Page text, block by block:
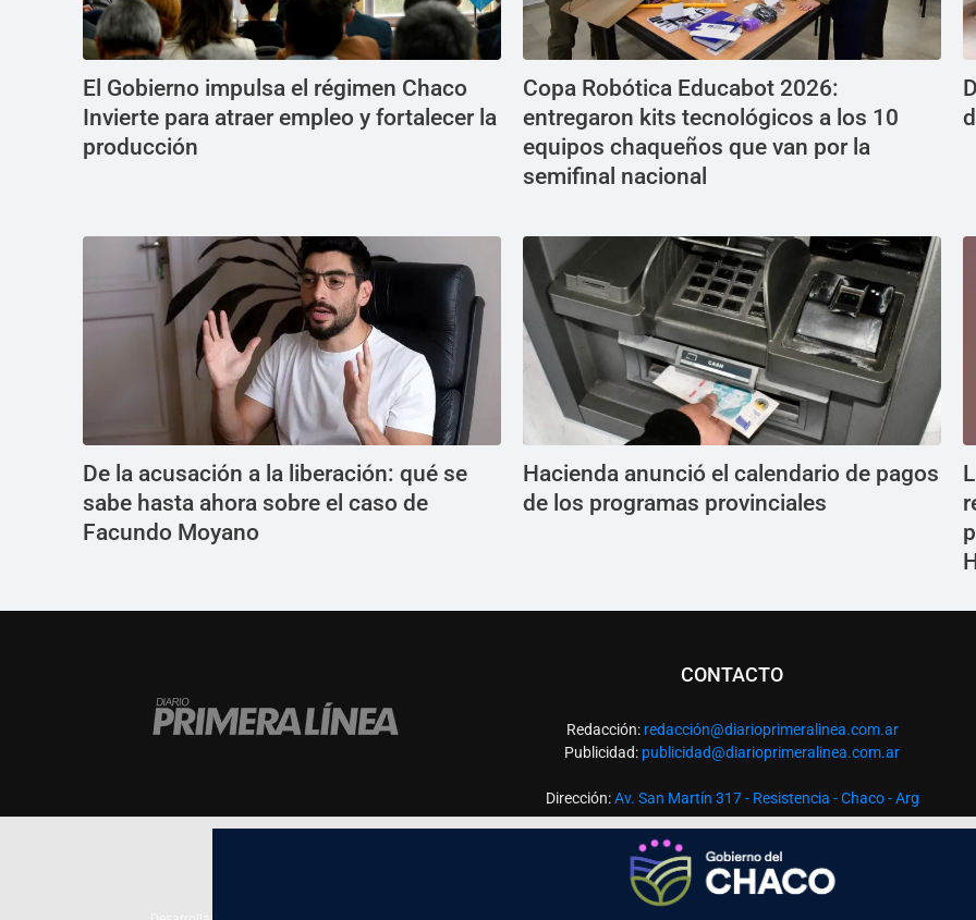
El Gobierno impulsa el régimen Chaco
Invierte para atraer empleo y fortalecer la
producción
Copa Robótica Educabot 2026:
entregaron kits tecnológicos a los 10
equipos chaqueños que van por la
semifinal nacional
De la acusación a la liberación: qué se
sabe hasta ahora sobre el caso de
Facundo Moyano
Hacienda anunció el calendario de pagos
de los programas provinciales
CONTACTO
Redacción: redacción@diarioprimeralinea.com.ar
Publicidad: publicidad@diarioprimeralinea.com.ar
Dirección:Av. San Martín 317 - Resistencia - Chaco - Arg
Todos los derechos reservados ©